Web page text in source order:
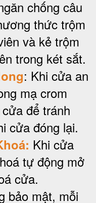
chống câu
thức trộm
và kẻ trộm
trong két sắt.
: Khi cửa an
mạ crom
để tránh
cửa đóng lại.
Khi cửa
tự động mở
cửa.
bảo mật, mỗi